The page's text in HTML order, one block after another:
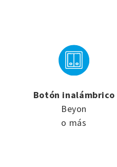
Botón inalámbrico
Beyon
o más